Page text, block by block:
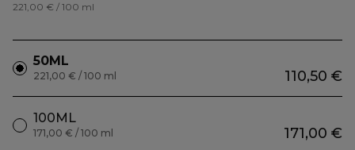
221,00 € / 100 ml
50ML
110,50 €
221,00 € / 100 ml
100ML
171,00 €
171,00 € / 100 ml